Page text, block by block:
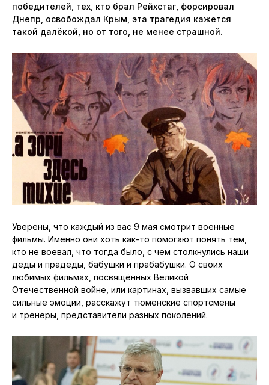
победителей, тех, кто брал Рейхстаг, форсировал
Днепр, освобождал Крым, эта трагедия кажется
такой далёкой, но от того, не менее страшной.
Уверены, что каждый из вас 9 мая смотрит военные
фильмы. Именно они хоть как-то помогают понять тем,
кто не воевал, что тогда было, с чем столкнулись наши
деды и прадеды, бабушки и прабабушки. О своих
любимых фильмах, посвящённых Великой
Отечественной войне, или картинах, вызвавших самые
сильные эмоции, расскажут тюменские спортсмены
и тренеры, представители разных поколений.